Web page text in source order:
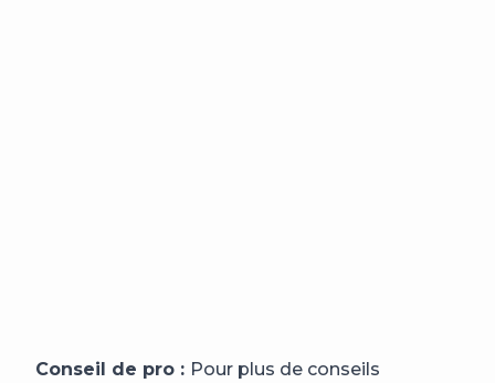
Conseil de pro : Pour plus de conseils